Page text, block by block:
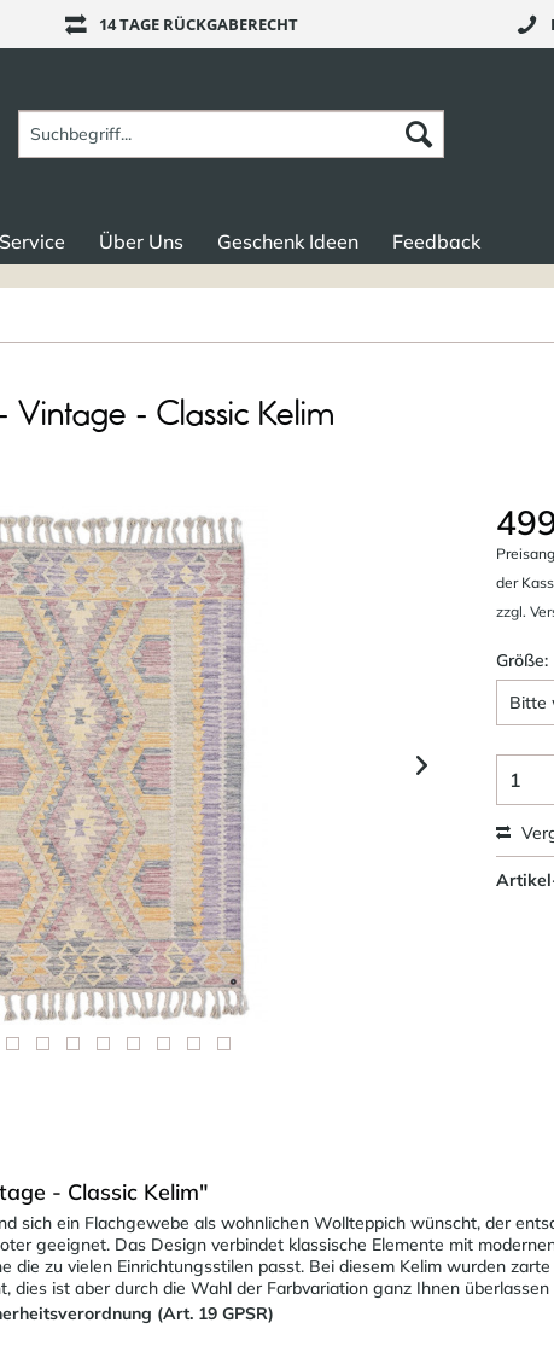
14 TAGE RÜCKGABERECHT
Service Über Uns Geschenk Ideen Feedback
Vintage - Classic Kelim
der
zzgl.
Größe:
- Classic Kelim"
sich ein Flachgewebe als wohnlichen Wollteppich wünscht, der
geeignet. Das Design verbindet klassische Elemente mit
die zu vielen Einrichtungsstilen passt. Bei diesem Kelim wurden
dies ist aber durch die Wahl der Farbvariation ganz Ihnen überlassen
(Art. 19 GPSR)